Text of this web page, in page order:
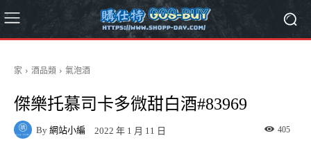
家 酒品類 氣泡酒
傑樂托慕司卡多微甜白酒#83969
By 網站小編 2022 年 1 月 11 日 405